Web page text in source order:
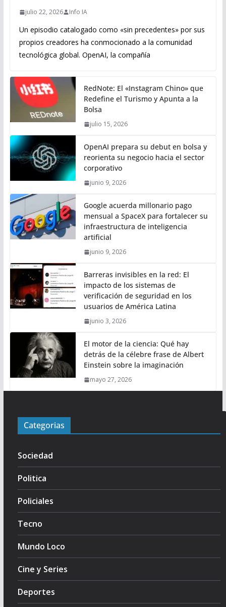
julio 22, 2026 Info IA
Un episodio catalogado como «sin precedentes» por sus
propios creadores ha conmocionado a la comunidad
tecnológica global. OpenAI, la compañía
RedNote: El «Instagram Chino» que
Redefine el Turismo y Apunta a la
Bolsa
julio 15, 2026
OpenAI prepara su debut en bolsa y
reorienta su negocio hacia el sector
corporativo
junio 9, 2026
Google acuerda millonario pago
mensual a SpaceX para fortalecer su
infraestructura de inteligencia
artificial
junio 9, 2026
Barreras invisibles en la red: El
impacto de los sistemas de
verificación de seguridad en los
usuarios de América Latina
junio 3, 2026
El motor de la ciencia: Qué hay
detrás de la célebre frase de Albert
Einstein sobre la imaginación
mayo 27, 2026
Categorias
Sociedad
Politica
Policiales
Tecno
Mundo Loco
Cine y Series
Deportes